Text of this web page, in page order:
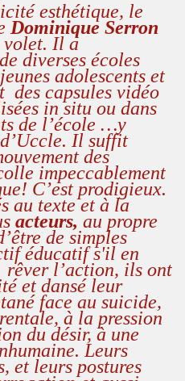
esthétique, le
Dominique Serron
volet. Il a
diverses écoles
adolescents et
des capsules vidéo
in situ ou dans
de l’école …y
Il suffit
des
impeccablement
C’est prodigieux.
au texte et à la
acteurs, au propre
de simples
éducatif s'il en
l’action, ils ont
et dansé leur
face au suicide,
à la pression
du désir, à une
Leurs
et leurs postures